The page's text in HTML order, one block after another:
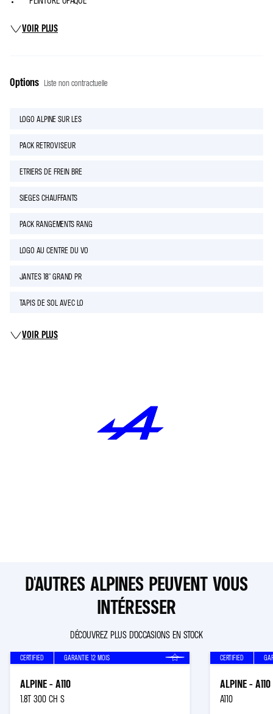
VOIR PLUS
Options Liste non contractuelle
LOGO ALPINE SUR LES
PACK RETROVISEUR
ETRIERS DE FREIN BRE
SIEGES CHAUFFANTS
PACK RANGEMENTS RANG
LOGO AU CENTRE DU VO
JANTES 18" GRAND PR
TAPIS DE SOL AVEC LO
VOIR PLUS
D'AUTRES ALPINES PEUVENT VOUS
INTÉRESSER
DÉCOUVREZ PLUS D'OCCASIONS EN STOCK
CERTIFIED GARANTIE 12 MOIS
ALPINE - A110
1.8T 300 CH S
CERTIFIED
ALPINE - A110
A110